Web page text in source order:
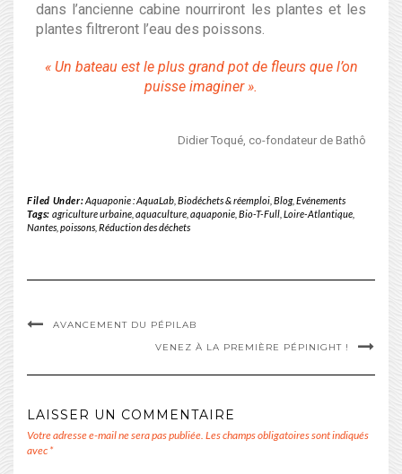
dans l’ancienne cabine nourriront les plantes et les
plantes filtreront l’eau des poissons.
« Un bateau est le plus grand pot de fleurs que l’on
puisse imaginer ».
Didier Toqué, co-fondateur de Bathô
Filed Under:Aquaponie : AquaLab, Biodéchets & réemploi, Blog, Evénements
Tags: agriculture urbaine, aquaculture, aquaponie, Bio-T-Full, Loire-Atlantique,
Nantes poissons Réduction des déchets
AVANCEMENT DU PÉPILAB
VENEZ À LA PREMIÈRE PÉPINIGHT !
LAISSER UN COMMENTAIRE
Votre adresse e-mail ne sera pas publiée. Les champs obligatoires sont indiqués
avec *